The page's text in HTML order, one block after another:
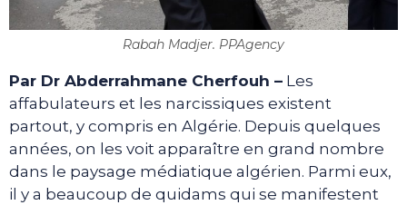
Rabah Madjer. PPAgency
Par Dr Abderrahmane Cherfouh – Les
affabulateurs et les narcissiques existent
partout, y compris en Algérie. Depuis quelques
années, on les voit apparaître en grand nombre
dans le paysage médiatique algérien. Parmi eux,
il y a beaucoup de quidams qui se manifestent